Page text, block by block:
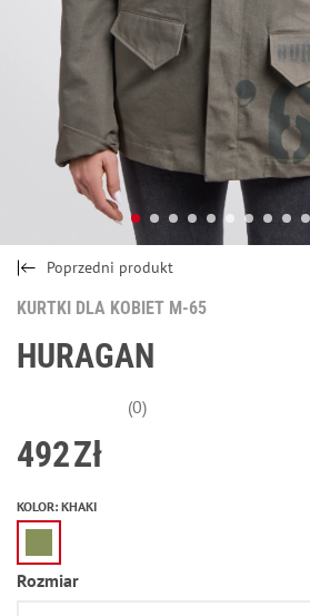
Poprzedni produkt
KURTKI DLA KOBIET M-65
HURAGAN
(0)
492Zł
KOLOR: KHAKI
Rozmiar